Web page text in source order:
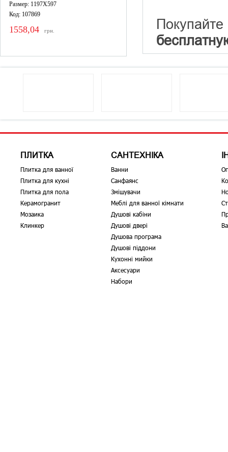
Размер: 1197X597
Код: 107869
1558,04 грн.
ПЛИТКА
Плитка для ванної
Плитка для кухні
Плитка для пола
Керамогранит
Мозаика
Клинкер
САНТЕХНІКА
Ванни
Санфаянс
Змішувачи
Меблі для ванної кімнати
Душові кабіни
Душові двері
Душова програма
Душові піддони
Кухонні мийки
Аксесуари
Набори